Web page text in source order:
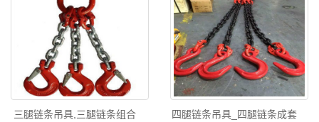
三腿链条吊具,三腿链条组合
四腿链条吊具_四腿链条成套